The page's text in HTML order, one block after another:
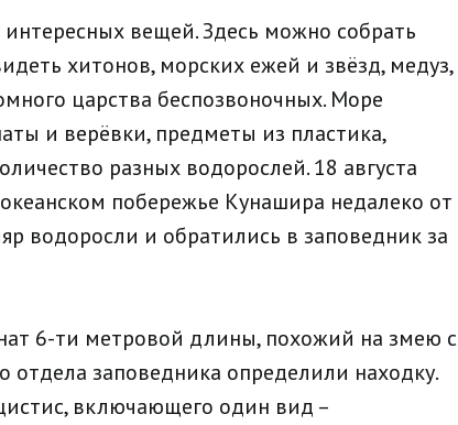
вещей. Здесь можно собрать
хитонов, морских ежей и звёзд, медуз,
царства беспозвоночных. Море
и верёвки, предметы из пластика,
разных водорослей. 18 августа
побережье Кунашира недалеко от
водоросли и обратились в заповедник за
6-ти метровой длины, похожий на змею с
отдела заповедника определили находку.
включающего один вид –